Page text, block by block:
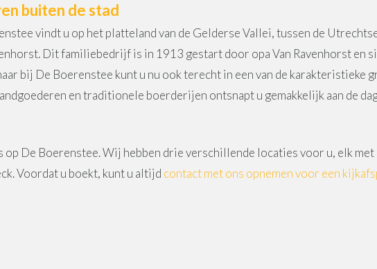
buiten de stad
vindt u op het platteland van de Gelderse Vallei, tussen de
Dit familiebedrijf is in 1913 gestart door opa Van Ravenhorst en
bij De Boerenstee kunt u nu ook terecht in een van de karakteristieke
en traditionele boerderijen ontsnapt u gemakkelijk aan de
op De Boerenstee. Wij hebben drie verschillende locaties voor u, elk
Voordat u boekt, kunt u altijd contact met ons opnemen voor een